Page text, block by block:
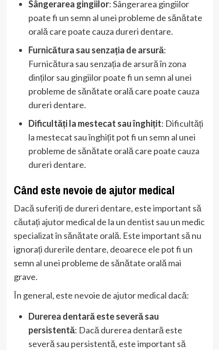
Sângerarea gingiilor: Sângerarea gingiilor
poate fi un semn al unei probleme de sănătate
orală care poate cauza dureri dentare.
Furnicătura sau senzația de arsură:
Furnicătura sau senzația de arsură în zona
dinților sau gingiilor poate fi un semn al unei
probleme de sănătate orală care poate cauza
dureri dentare.
Dificultăți la mestecat sau înghițit: Dificultăți
la mestecat sau înghițit pot fi un semn al unei
probleme de sănătate orală care poate cauza
dureri dentare.
Când este nevoie de ajutor medical
Dacă suferiți de dureri dentare, este important să
căutați ajutor medical de la un dentist sau un medic
specializat în sănătate orală. Este important să nu
ignorați durerile dentare, deoarece ele pot fi un
semn al unei probleme de sănătate orală mai
grave.
În general, este nevoie de ajutor medical dacă:
Durerea dentară este severă sau
persistentă: Dacă durerea dentară este
severă sau persistentă, este important să